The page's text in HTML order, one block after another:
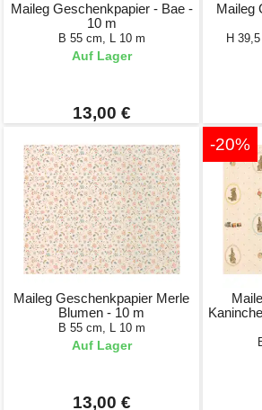
Maileg Geschenkpapier - Bae -
10 m
B 55 cm, L 10 m
Auf Lager
13,00 €
Maileg
H
Maileg Geschenkpapier Merle
Blumen - 10 m
B 55 cm, L 10 m
Auf Lager
13,00 €
-20%